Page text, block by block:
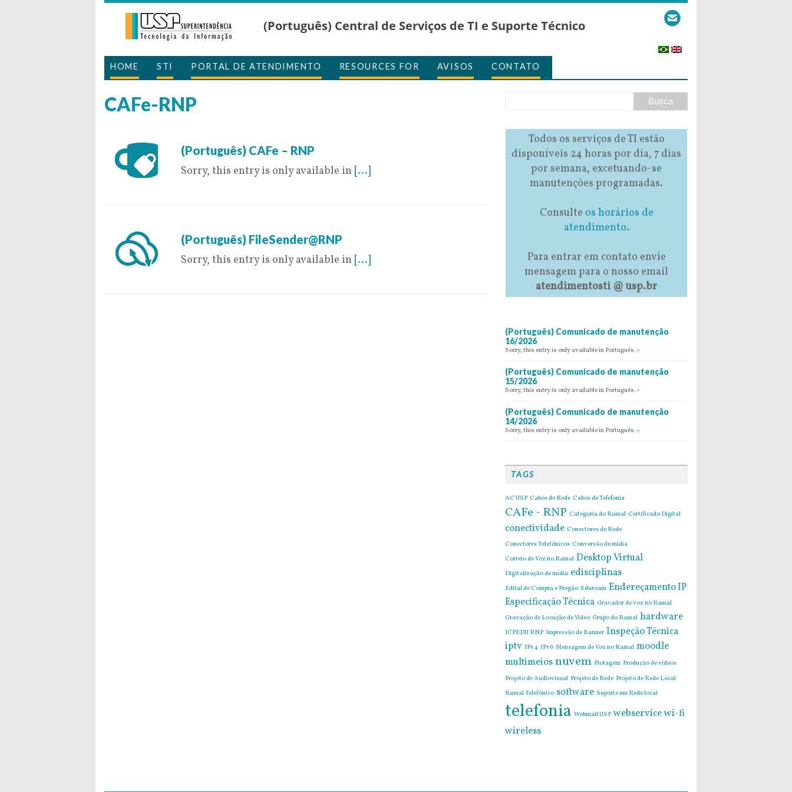
(Português) Central de Serviços de TI e Suporte Técnico
HOME STI PORTAL DE ATENDIMENTO RESOURCES FOR AVISOS CONTATO
CAFe-RNP
(Português) CAFe – RNP
Sorry, this entry is only available in [...]
(Português) FileSender@RNP
Sorry, this entry is only available in [...]
Todos os serviços de TI estão
disponíveis 24 horas por dia, 7 dias
por semana, excetuando-se
manutenções programadas.
Consulte os horários de
atendimento.
Para entrar em contato envie
mensagem para o nosso email
atendimentosti @ usp.br
(Português) Comunicado de manutenção
16/2026
Sorry, this entry is only available in Português. »
(Português) Comunicado de manutenção
15/2026
Sorry, this entry is only available in Português. »
(Português) Comunicado de manutenção
14/2026
Sorry, this entry is only available in Português. »
TAGS
AC USP Cabos de Rede Cabos de Tefefonia
CAFe - RNP Categoria do Ramal Certificado Digital
conectividade Conectores de Rede
Conectores Telefônicos Conversão de mídia
Correio de Voz no Ramal Desktop Virtual
Digitalização de mídia edisciplinas
Edital de Compra e Pregão Eduroam Endereçamento IP
Especificação Técnica Gravador de voz no Ramal
Gravação de Locução de Vídeo Grupo do Ramal hardware
ICPEDU RNP Impressão de Banner Inspeção Técnica
iptv IPv4 IPv6 Mensagem de Voz no Ramal moodle
multimeiosnuvem Plotagem Produção de vídeos
Projeto de Audiovisual Projeto de Rede Projeto de Rede Local
Ramal Telefônico software Suporte em Rede local
telefonia Webmail USP webservicewi-fi
wireless